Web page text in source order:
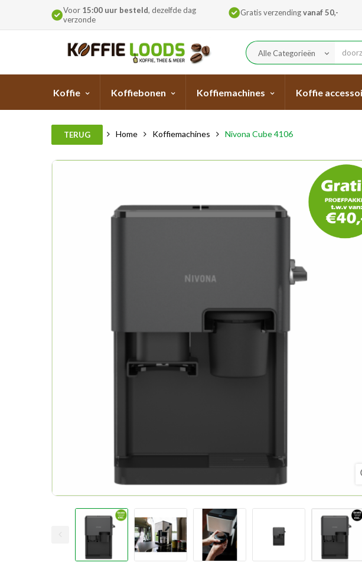
Voor 15:00 uur besteld, dezelfde dag
verzonde
Gratis verzendingvanaf 50,-
Alle Categorieën keyboard_arrow_down
Koffie Koffiebonen Koffiemachines Koffie
TERUG Home Koffiemachines Nivona Cube 4106